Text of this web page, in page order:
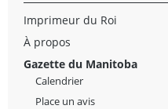
Imprimeur du Roi
À propos
Gazette du Manitoba
Calendrier
Place un avis